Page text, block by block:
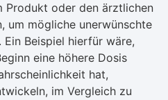
Produkt oder den ärztlichen
um mögliche unerwünschte
Ein Beispiel hierfür wäre,
eine höhere Dosis
hat,
im Vergleich zu